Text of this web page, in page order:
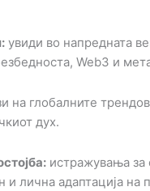
увиди во напредната
Web3 и
на глобалните
дух.
истражувања за
и лична адаптација на